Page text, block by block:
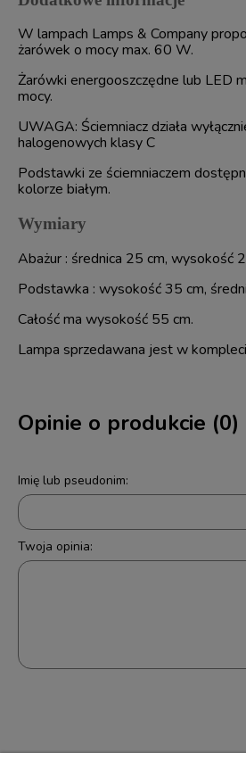
W lampach Lamps & Company
żarówek o mocy max. 60 W.
Żarówki energooszczędne lub LED
mocy.
UWAGA: Ściemniacz działa
halogenowych klasy C
Podstawki ze ściemniaczem
kolorze białym.
Wymiary
Abażur : średnica 25 cm, wysokość
Podstawka : wysokość 35 cm,
Całość ma wysokość 55 cm.
Lampa sprzedawana jest w
Opinie o produkcie (0)
Imię lub pseudonim:
Twoja opinia: